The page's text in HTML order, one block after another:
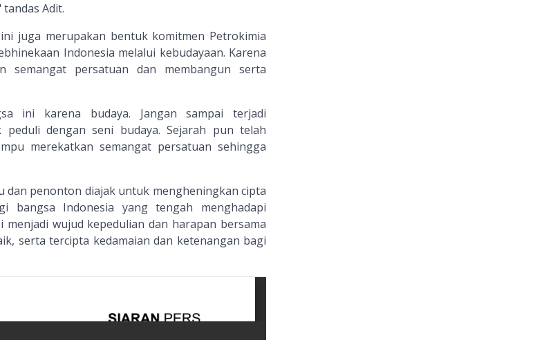
Adit.
juga merupakan bentuk komitmen Petrokimia
Indonesia melalui kebudayaan. Karena
semangat persatuan dan membangun serta
ini karena budaya. Jangan sampai terjadi
dengan seni budaya. Sejarah pun telah
merekatkan semangat persatuan sehingga
dan penonton diajak untuk mengheningkan cipta
bangsa Indonesia yang tengah menghadapi
wujud kepedulian dan harapan bersama
serta tercipta kedamaian dan ketenangan bagi